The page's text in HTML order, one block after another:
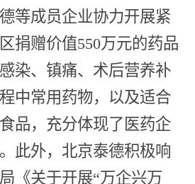
等成员企业协力开展紧
捐赠价值550万元的药品
染、镇痛、术后营养补
中常用药物，以及适合
品，充分体现了医药企
此外，北京泰德积极响
《关于开展“万企兴万